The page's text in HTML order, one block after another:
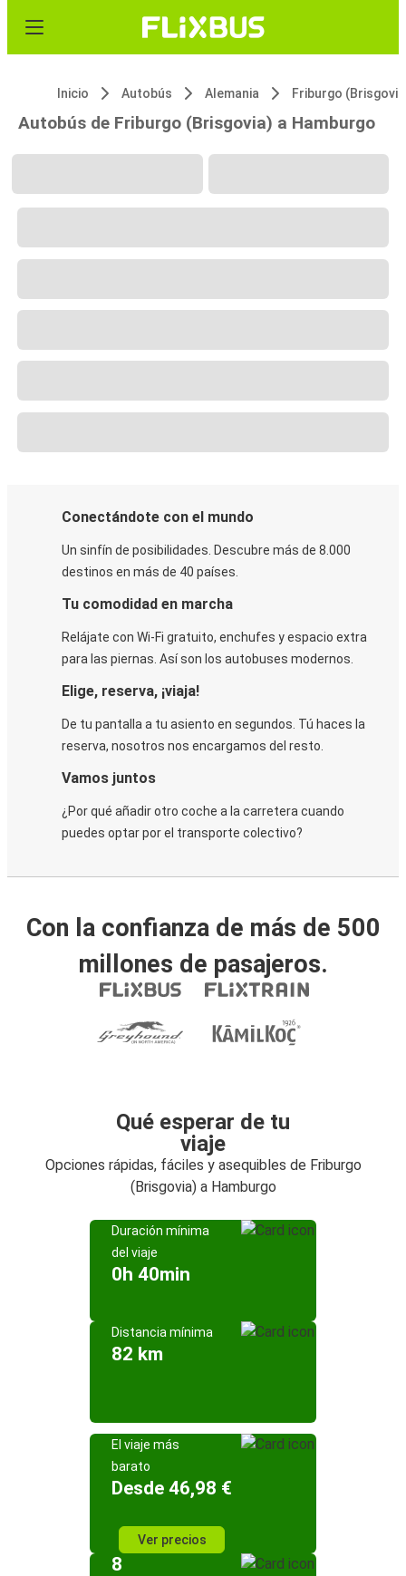
Inicio Autobús Alemania Friburgo
Autobús de Friburgo (Brisgovia) a Hamburgo
Conectándote con el mundo
Un sinfín de posibilidades. Descubre más de 8.000
destinos en más de 40 países.
Tu comodidad en marcha
Relájate con Wi-Fi gratuito, enchufes y espacio extra
para las piernas. Así son los autobuses modernos.
Elige, reserva, ¡viaja!
De tu pantalla a tu asiento en segundos. Tú haces la
reserva, nosotros nos encargamos del resto.
Vamos juntos
¿Por qué añadir otro coche a la carretera cuando
puedes optar por el transporte colectivo?
Con la confianza de más de 500
millones de pasajeros.
Qué esperar de tu
viaje
Opciones rápidas, fáciles y asequibles de Friburgo
(Brisgovia) a Hamburgo
Duración mínima
del viaje
0h 40min
Distancia mínima
82 km
El viaje más
barato
Desde 46,98 €
Ver precios
8